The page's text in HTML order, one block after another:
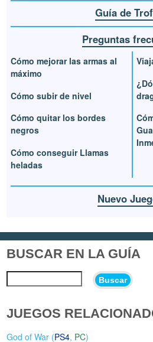
Guía de
Preguntas
Cómo mejorar las armas al
máximo
Cómo subir de nivel
Cómo quitar los bordes
negros
Cómo conseguir Llamas
heladas
Nuevo
BUSCAR EN LA GUÍA
Buscar
JUEGOS
God of War (PS4, PC)